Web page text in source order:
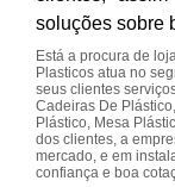
soluções sobre
Está a procura de
Plasticos atua no
seus clientes
Cadeiras De
Plástico, Mesa
dos clientes, a
mercado, e em
confiança e boa